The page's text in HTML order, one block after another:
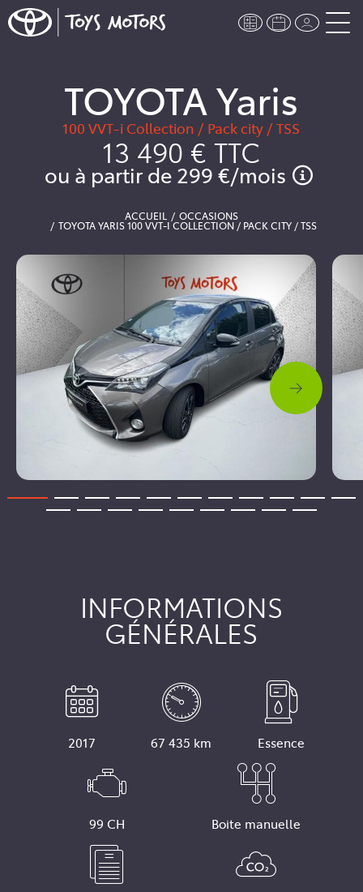
TOYOTA Yaris
100 VVT-i Collection / Pack city / TSS
13 490 € TTC
ou à partir de 299 €/mois
ACCUEIL OCCASIONS
TOYOTA YARIS 100 VVT-I COLLECTION / PACK CITY / TSS
INFORMATIONS
GÉNÉRALES
2017 67 435 km Essence
99 CH Boite manuelle